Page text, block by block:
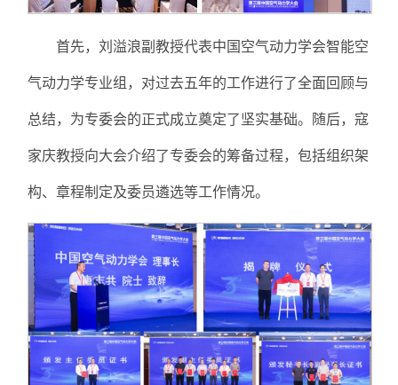
首先，刘溢浪副教授代表中国空气动力学会智能空
气动力学专业组，对过去五年的工作进行了全面回顾与
总结，为专委会的正式成立奠定了坚实基础。随后，寇
家庆教授向大会介绍了专委会的筹备过程，包括组织架
构、章程制定及委员遴选等工作情况。